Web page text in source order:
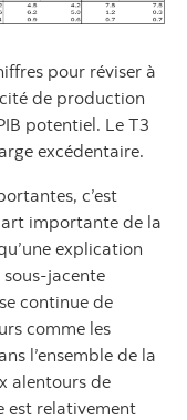
pour réviser à
de production
potentiel. Le T3
excédentaire.
c’est
importante de la
explication
continue de
comme les
l’ensemble de la
alentours de
est relativement